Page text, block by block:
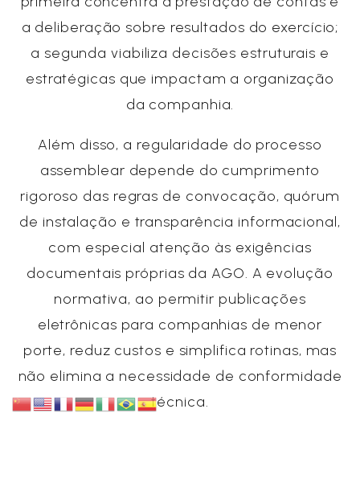
a deliberação sobre resultados do exercício;
a segunda viabiliza decisões estruturais e
estratégicas que impactam a organização
da companhia.
Além disso, a regularidade do processo
assemblear depende do cumprimento
rigoroso das regras de convocação, quórum
de instalação e transparência informacional,
com especial atenção às exigências
documentais próprias da AGO. A evolução
normativa, ao permitir publicações
eletrônicas para companhias de menor
porte, reduz custos e simplifica rotinas, mas
não elimina a necessidade de conformidade
técnica.